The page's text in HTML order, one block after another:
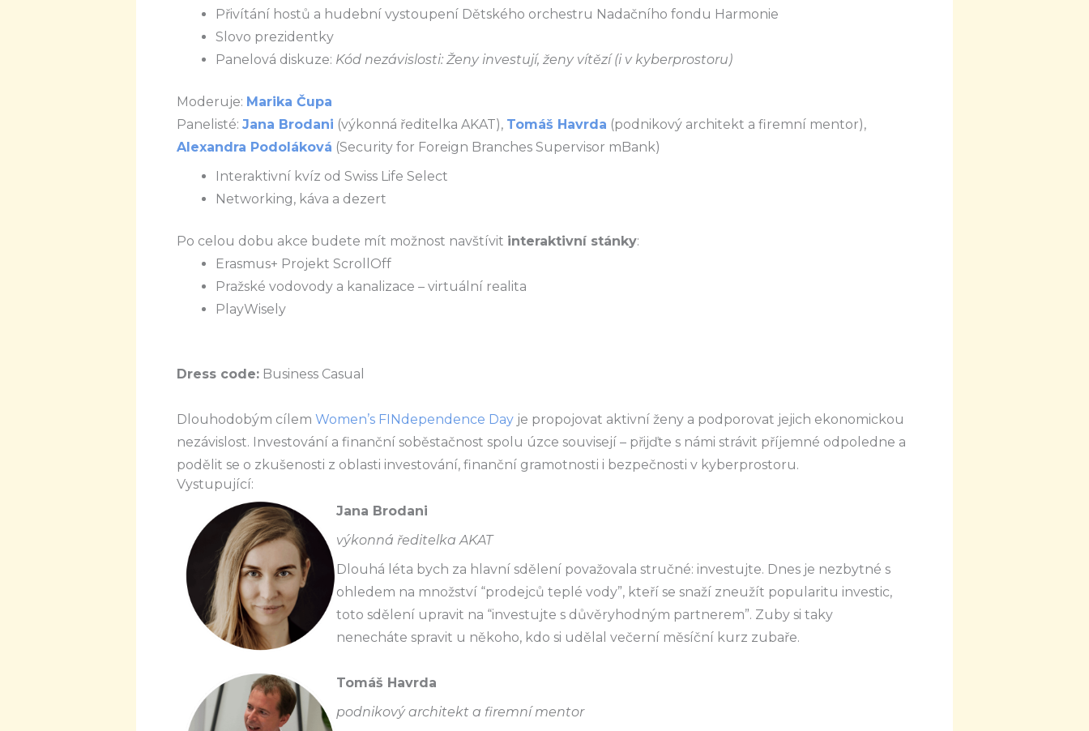
Přivítání hostů a hudební vystoupení Dětského orchestru Nadačního fondu Harmonie
Slovo prezidentky
Panelová diskuze: Kód nezávislosti: Ženy investují, ženy vítězí (i v kyberprostoru)
Moderuje: Marika Čupa
Panelisté: Jana Brodani (výkonná ředitelka AKAT), Tomáš Havrda (podnikový architekt a firemní mentor),
Alexandra Podoláková (Security for Foreign Branches Supervisor mBank)
Interaktivní kvíz od Swiss Life Select
Networking, káva a dezert
Po celou dobu akce budete mít možnost navštívit interaktivní stánky:
Erasmus+ Projekt ScrollOff
Pražské vodovody a kanalizace – virtuální realita
PlayWisely
Dress code: Business Casual
Dlouhodobým cílem Women’s FINdependence Day je propojovat aktivní ženy a podporovat jejich ekonomickou
nezávislost. Investování a finanční soběstačnost spolu úzce souvisejí – přijďte s námi strávit příjemné odpoledne a
podělit se o zkušenosti z oblasti investování, finanční gramotnosti i bezpečnosti v kyberprostoru.
Vystupující:
Jana Brodani
výkonná ředitelka AKAT
Dlouhá léta bych za hlavní sdělení považovala stručné: investujte. Dnes je nezbytné s
ohledem na množství “prodejců teplé vody”, kteří se snaží zneužít popularitu investic,
toto sdělení upravit na “investujte s důvěryhodným partnerem”. Zuby si taky
nenecháte spravit u někoho, kdo si udělal večerní měsíční kurz zubaře.
Tomáš Havrda
podnikový architekt a firemní mentor